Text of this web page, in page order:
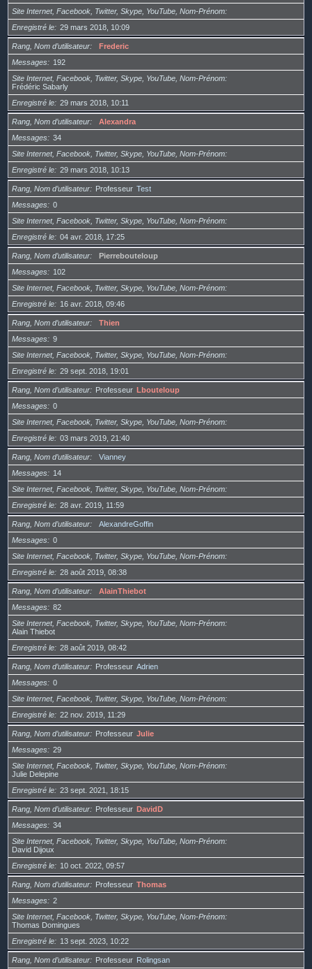
Site Internet, Facebook, Twitter, Skype, YouTube, Nom-Prénom
Enregistré le
29 mars 2018, 10:09
Rang, Nom d’utilisateur
Frederic
Messages
192
Site Internet, Facebook, Twitter, Skype, YouTube, Nom-Prénom
Frédéric Sabarly
Enregistré le
29 mars 2018, 10:11
Rang, Nom d’utilisateur
Alexandra
Messages
34
Site Internet, Facebook, Twitter, Skype, YouTube, Nom-Prénom
Enregistré le
29 mars 2018, 10:13
Rang, Nom d’utilisateur Professeur Test
Messages
0
Site Internet, Facebook, Twitter, Skype, YouTube, Nom-Prénom
Enregistré le
04 avr. 2018, 17:25
Rang, Nom d’utilisateur
Pierrebouteloup
Messages
102
Site Internet, Facebook, Twitter, Skype, YouTube, Nom-Prénom
Enregistré le
16 avr. 2018, 09:46
Rang, Nom d’utilisateur
Thien
Messages
9
Site Internet, Facebook, Twitter, Skype, YouTube, Nom-Prénom
Enregistré le
29 sept. 2018, 19:01
Rang, Nom d’utilisateur Professeur Lbouteloup
Messages
0
Site Internet, Facebook, Twitter, Skype, YouTube, Nom-Prénom
Enregistré le
03 mars 2019, 21:40
Rang, Nom d’utilisateur
Vianney
Messages
14
Site Internet, Facebook, Twitter, Skype, YouTube, Nom-Prénom
Enregistré le
28 avr. 2019, 11:59
Rang, Nom d’utilisateur
AlexandreGoffin
Messages
0
Site Internet, Facebook, Twitter, Skype, YouTube, Nom-Prénom
Enregistré le
28 août 2019, 08:38
Rang, Nom d’utilisateur
AlainThiebot
Messages
82
Site Internet, Facebook, Twitter, Skype, YouTube, Nom-Prénom
Alain Thiebot
Enregistré le
28 août 2019, 08:42
Rang, Nom d’utilisateur Professeur Adrien
Messages
0
Site Internet, Facebook, Twitter, Skype, YouTube, Nom-Prénom
Enregistré le
22 nov. 2019, 11:29
Rang, Nom d’utilisateur Professeur Julie
Messages
29
Site Internet, Facebook, Twitter, Skype, YouTube, Nom-Prénom
Julie Delepine
Enregistré le
23 sept. 2021, 18:15
Rang, Nom d’utilisateur Professeur DavidD
Messages
34
Site Internet, Facebook, Twitter, Skype, YouTube, Nom-Prénom
David Dijoux
Enregistré le
10 oct. 2022, 09:57
Rang, Nom d’utilisateur Professeur Thomas
Messages
2
Site Internet, Facebook, Twitter, Skype, YouTube, Nom-Prénom
Thomas Domingues
Enregistré le
13 sept. 2023, 10:22
Rang, Nom d’utilisateur Professeur Rolingsan